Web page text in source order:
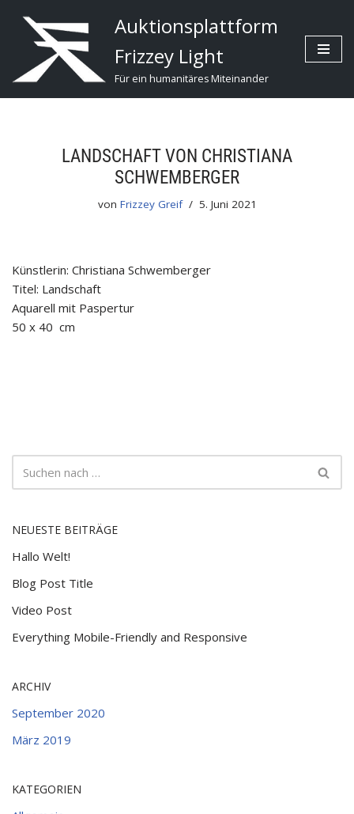
Zum
Inhalt
Auktionsplattform
Frizzey Light
Für ein humanitäres Miteinander
LANDSCHAFT VON CHRISTIANA
SCHWEMBERGER
von Frizzey Greif 5. Juni 2021
Künstlerin: Christiana Schwemberger
Titel: Landschaft
Aquarell mit Paspertur
50 x 40 cm
NEUESTE BEITRÄGE
Hallo Welt!
Blog Post Title
Video Post
Everything Mobile-Friendly and Responsive
ARCHIV
September 2020
März 2019
KATEGORIEN